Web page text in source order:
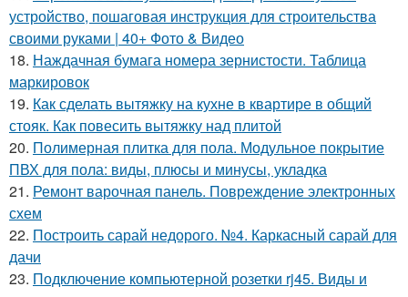
устройство, пошаговая инструкция для строительства
своими руками | 40+ Фото & Видео
18. Наждачная бумага номера зернистости. Таблица
маркировок
19. Как сделать вытяжку на кухне в квартире в общий
стояк. Как повесить вытяжку над плитой
20. Полимерная плитка для пола. Модульное покрытие
ПВХ для пола: виды, плюсы и минусы, укладка
21. Ремонт варочная панель. Повреждение электронных
схем
22. Построить сарай недорого. №4. Каркасный сарай для
дачи
23. Подключение компьютерной розетки rj45. Виды и